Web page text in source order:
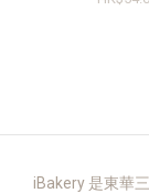
iBakery 是東華